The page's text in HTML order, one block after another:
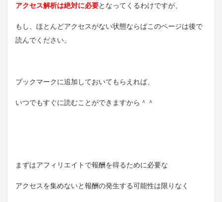
アクセス解析は絶対に必要となってくるわけですが、
もし、ほとんどアクセスがない状態ならばこのページは後で
読んでください。
ブックマークに追加しておいてもらえれば、
いつでもすぐに読むことができますから＾＾
まずはアフィリエイトで報酬を得るために必要な
アクセスを集めないと報酬の発生する可能性は限りなく